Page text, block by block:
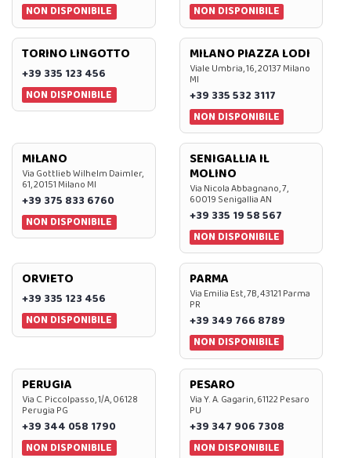
NON DISPONIBILE
NON DISPONIBILE
TORINO LINGOTTO
+39 335 123 456
NON DISPONIBILE
MILANO PIAZZA LODI
Viale Umbria, 16, 20137 Milano
MI
+39 335 532 3117
NON DISPONIBILE
MILANO
Via Gottlieb Wilhelm Daimler,
61, 20151 Milano MI
+39 375 833 6760
NON DISPONIBILE
SENIGALLIA IL
MOLINO
Via Nicola Abbagnano, 7,
60019 Senigallia AN
+39 335 19 58 567
NON DISPONIBILE
ORVIETO
+39 335 123 456
NON DISPONIBILE
PARMA
Via Emilia Est, 7B, 43121 Parma
PR
+39 349 766 8789
NON DISPONIBILE
PERUGIA
Via C. Piccolpasso, 1/A, 06128
Perugia PG
+39 344 058 1790
NON DISPONIBILE
PESARO
Via Y. A. Gagarin, 61122 Pesaro
PU
+39 347 906 7308
NON DISPONIBILE